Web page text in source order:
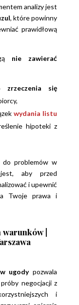
analizy jest
, które powinny
prawidłową
nie zawierać
zrzeczenia się
wydania listu
hipoteki z
do problemów w
aby przed
i upewnić
Twoje prawa i
|
ugodypozwala
negocjacji z
i